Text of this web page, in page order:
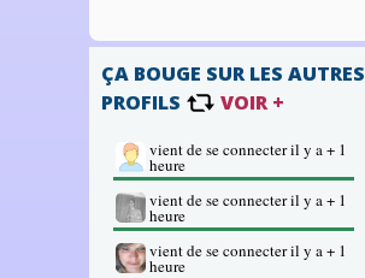
ÇA BOUGE SUR LES AUTRES
PROFILS
VOIR +
vient de se connecter il y a + 1
heure
vient de se connecter il y a + 1
heure
vient de se connecter il y a + 1
heure